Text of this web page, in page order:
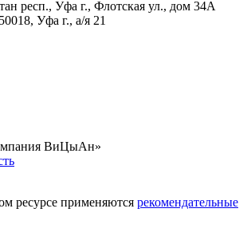
респ., Уфа г., Флотская ул., дом 34А
Уфа г., а/я 21
ВиЦыАн»
ресурсе применяются рекомендательные